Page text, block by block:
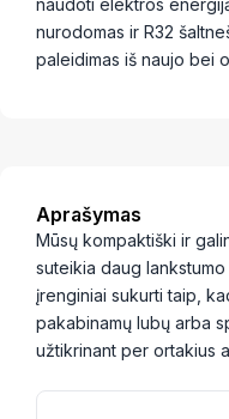
naudoti elektros
nurodomas ir R32
paleidimas iš naujo bei
Aprašymas
Mūsų kompaktiški ir
suteikia daug
įrenginiai sukurti taip,
pakabinamų lubų arba
užtikrinant per ortakius